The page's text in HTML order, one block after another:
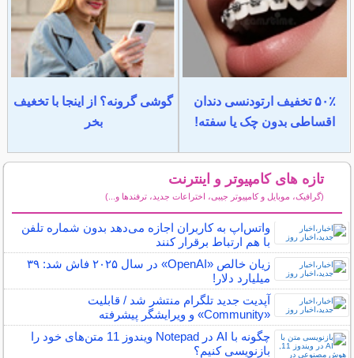
۵۰٪ تخفیف ارتودنسی دندان
اقساطی بدون چک یا سفته!
گوشی گرونه؟ از اینجا با تخغیف
بخر
تازه های کامپیوتر و اینترنت
(گرافیک، موبایل و کامپیوتر جیبی، اختراعات جدید، ترفندها و...)
واتس‌اپ به کاربران اجازه می‌دهد بدون شماره تلفن
با هم ارتباط برقرار کنند
زیان خالص «OpenAI» در سال ۲۰۲۵ فاش شد: ۳۹
میلیارد دلار!
آپدیت جدید تلگرام منتشر شد / قابلیت
«Community» و ویرایشگر پیشرفته
چگونه با AI در Notepad ویندوز 11 متن‌های خود را
بازنویسی کنیم؟